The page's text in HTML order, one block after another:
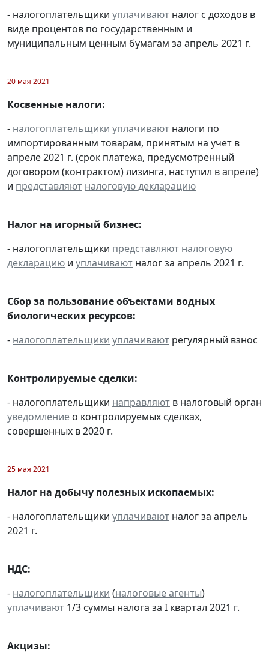
- налогоплательщики уплачивают налог с доходов в
виде процентов по государственным и
муниципальным ценным бумагам за апрель 2021 г.
20 мая 2021
Косвенные налоги:
- налогоплательщики уплачивают налоги по
импортированным товарам, принятым на учет в
апреле 2021 г. (срок платежа, предусмотренный
договором (контрактом) лизинга, наступил в апреле)
и представляют налоговую декларацию
Налог на игорный бизнес:
- налогоплательщики представляют налоговую
декларацию и уплачивают налог за апрель 2021 г.
Сбор за пользование объектами водных
биологических ресурсов:
- налогоплательщики уплачивают регулярный взнос
Контролируемые сделки:
- налогоплательщики направляют в налоговый орган
уведомление о контролируемых сделках,
совершенных в 2020 г.
25 мая 2021
Налог на добычу полезных ископаемых:
- налогоплательщики уплачивают налог за апрель
2021 г.
НДС:
- налогоплательщики (налоговые агенты)
уплачивают 1/3 суммы налога за I квартал 2021 г.
Акцизы: